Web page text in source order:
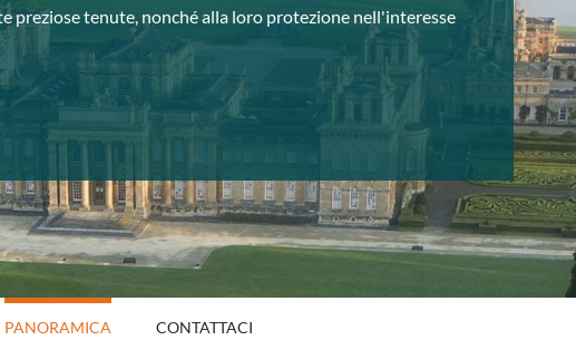
preziose tenute, nonché alla loro protezione nell'interesse
PANORAMICA CONTATTACI